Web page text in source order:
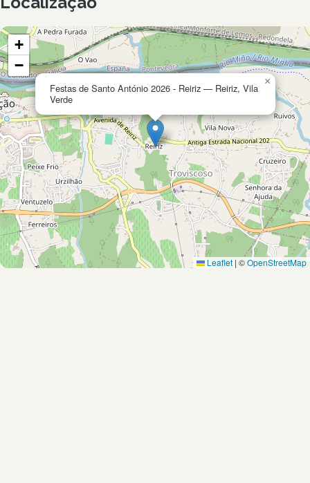
Festas de Santo António 2026 - Reiriz — Reiriz, Vila
Verde
×
+
−
Leaflet | ©OpenStreetMap